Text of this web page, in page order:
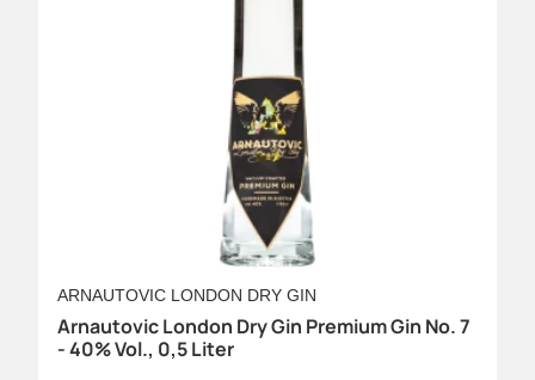
ARNAUTOVIC LONDON DRY GIN
Arnautovic London Dry Gin Premium Gin No. 7
- 40% Vol., 0,5 Liter